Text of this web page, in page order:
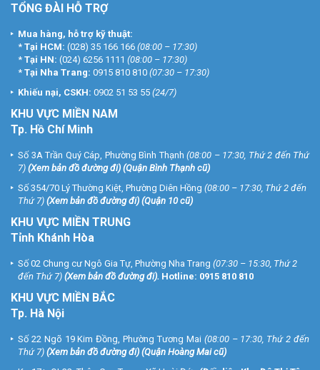
TỔNG ĐÀI HỖ TRỢ
Mua hàng, hỗ trợ kỹ thuật:
* Tại HCM: (028) 35 166 166 (08:00 – 17:30)
* Tại HN: (024) 6256 1111 (08:00 – 17:30)
* Tại Nha Trang: 0915 810 810 (07:30 – 17:30)
Khiếu nại, CSKH: 0902 51 53 55 (24/7)
KHU VỰC MIỀN NAM
Tp. Hồ Chí Minh
Số 3A Trần Quý Cáp, Phường Bình Thạnh (08:00 – 17:30, Thứ 2 đến Thứ
7) (Xem bản đồ đường đi) (Quận Bình Thạnh cũ)
Số 354/70 Lý Thường Kiệt, Phường Diên Hồng (08:00 – 17:30, Thứ 2 đến
Thứ 7) (Xem bản đồ đường đi) (Quận 10 cũ)
KHU VỰC MIỀN TRUNG
Tỉnh Khánh Hòa
Số 02 Chung cư Ngô Gia Tự, Phường Nha Trang (07:30 – 15:30, Thứ 2
đến Thứ 7) (Xem bản đồ đường đi). Hotline: 0915 810 810
KHU VỰC MIỀN BẮC
Tp. Hà Nội
Số 22 Ngõ 19 Kim Đồng, Phường Tương Mai (08:00 – 17:30, Thứ 2 đến
Thứ 7) (Xem bản đồ đường đi) (Quận Hoàng Mai cũ)